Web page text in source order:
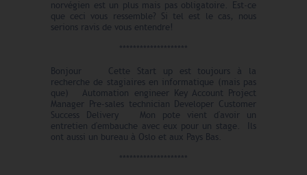
norvégien est un plus mais pas obligatoire. Est-ce
que ceci vous ressemble? Si tel est le cas, nous
serions ravis de vous entendre!
Bonjour Cette Start up est toujours à la
recherche de stagiaires en informatique (mais pas
que) Automation engineer Key Account Project
Manager Pre-sales technician Developer Customer
Success Delivery Mon pote vient d'avoir un
entretien d'embauche avec eux pour un stage. Ils
ont aussi un bureau à Oslo et aux Pays Bas.